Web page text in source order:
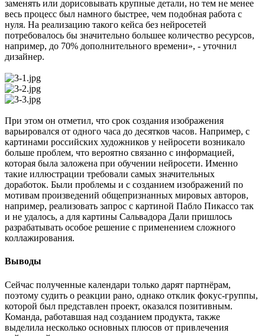
заменять или дорисовывать крупные детали, но тем не менее
весь процесс был намного быстрее, чем подобная работа с
нуля. На реализацию такого кейса без нейросетей
потребовалось бы значительно большее количество ресурсов,
например, до 70% дополнительного времени», - уточнил
дизайнер.
При этом он отметил, что срок создания изображения
варьировался от одного часа до десятков часов. Например, с
картинами российских художников у нейросети возникало
больше проблем, что вероятно связанно с информацией,
которая была заложена при обучении нейросети. Именно
такие иллюстрации требовали самых значительных
доработок. Были проблемы и с созданием изображений по
мотивам произведений общепризнанных мировых авторов,
например, реализовать запрос с картиной Пабло Пикассо так
и не удалось, а для картины Сальвадора Дали пришлось
разрабатывать особое решение с применением сложного
коллажирования.
Выводы
Сейчас полученные календари только дарят партнёрам,
поэтому судить о реакции рано, однако отклик фокус-группы,
которой был представлен проект, оказался позитивным.
Команда, работавшая над созданием продукта, также
выделила несколько основных плюсов от привлечения